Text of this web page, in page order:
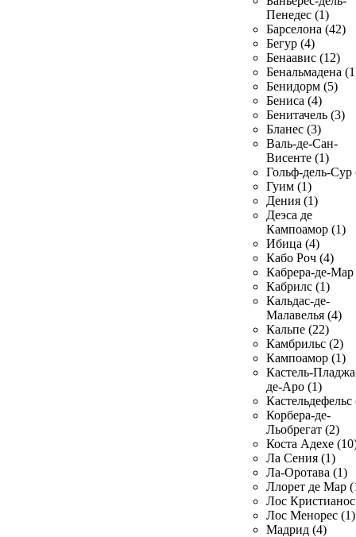
Пенедес (1)
Барселона (42)
Бегур (4)
Бенаавис (12)
Бенальмадена
Бенидорм (5)
Бениса (4)
Бенитачель (3)
Бланес (3)
Валь-де-Сан-
Висенте (1)
Гольф-дель-Сур
Гуим (1)
Дения (1)
Деэса де
Кампоамор (1)
Ибица (4)
Кабо Роч (4)
Кабрера-де-Мар
Кабрилс (1)
Кальдас-де-
Малавелья (4)
Кальпе (22)
Камбрильс (2)
Кампоамор (1)
Кастель-
де-Аро (1)
Кастельдефельс
Корбера-де-
Льобрегат (2)
Коста Адехе
Ла Сения (1)
Ла-Оротава (1)
Ллорет де Мар
Лос
Лос Менорес (1)
Мадрид (4)